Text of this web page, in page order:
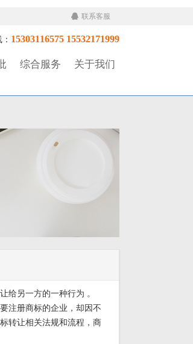
联系客服
综合服务 关于我们
15303116575 15532171999
给另一方的一种行为 。
注册商标的企业，却因不
转让相关法规和流程，商